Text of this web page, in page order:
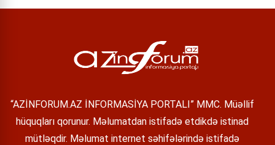
“AZİNFORUM.AZ İNFORMASİYA PORTALI” MMC. Müəllif
hüquqları qorunur. Məlumatdan istifadə etdikdə istinad
mütləqdir. Məlumat internet səhifələrində istifadə